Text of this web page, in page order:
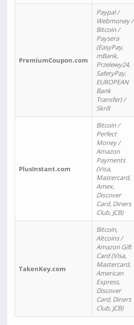
PremiumCoupon.com
Paypal /
Webmoney /
Bitcoin /
Paysera
(EasyPay,
mBank,
Przelewy24,
SafetyPay,
EUROPEAN
Bank
Transfer) /
Skrill
PlusInstant.com
Bitcoin /
Perfect
Money /
Amazon
Payments
(Visa,
Mastercard,
Amex,
Discover
Card, Diners
Club, JCB)
TakenKey.com
Bitcoin,
Altcoins /
Amazon Gift
Card (Visa,
Mastercard,
American
Express,
Discover
Card, Diners
Club, JCB)